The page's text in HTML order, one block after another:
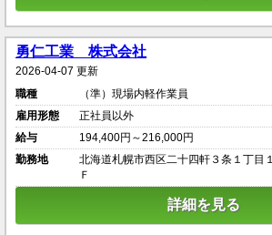
勇仁工業 株式会社
2026-04-07 更新
職種
（準）現場内軽作業員
雇用形態
正社員以外
給与
194,400円～216,000円
勤務地
北海道札幌市西区二十四軒３条１丁
Ｆ
詳細を見る